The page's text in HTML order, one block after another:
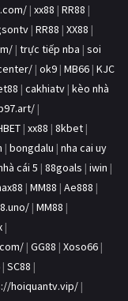
| xx88 | RR88 |
| RR88 | XX88 |
| trực tiếp nba | soi
| ok9 | MB66 | KJC
| cakhiatv | kèo nhà
|
| xx88 | 8kbet |
| bongdalu | nha cai uy
cái 5 | 88goals | iwin |
| MM88 | Ae888 |
| MM88 |
|
| GG88 | Xoso66 |
| SC88 |
hoiquantv.vip/ |